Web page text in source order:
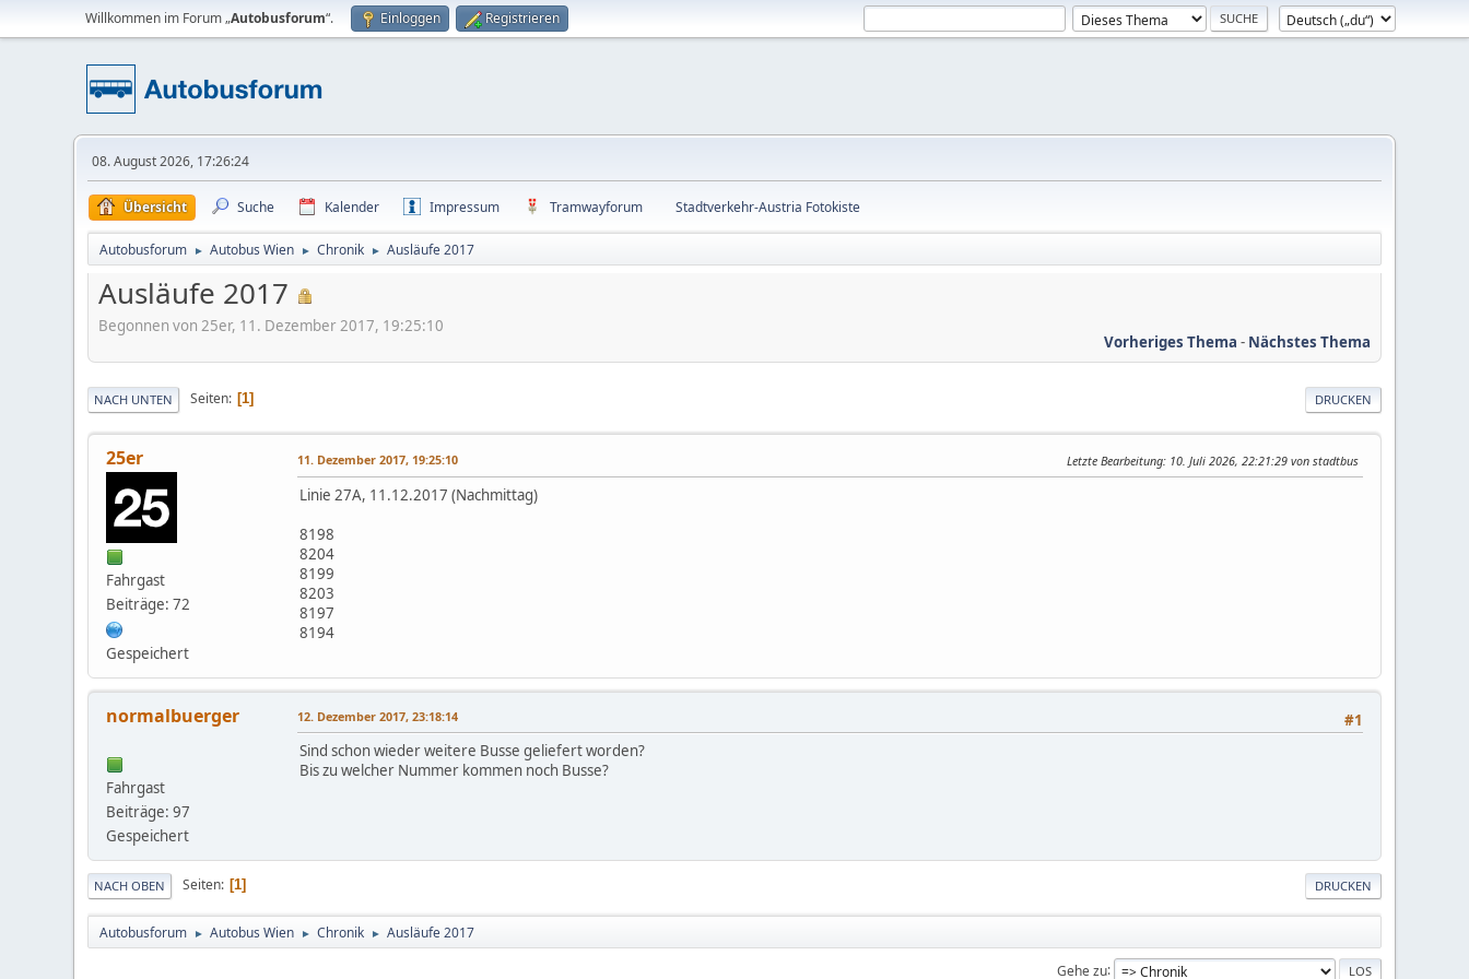
Willkommen im Forum „Autobusforum“. Einloggen Registrieren
08. August 2026, 17:26:24
Übersicht Suche Kalender Impressum Tramwayforum Stadtverkehr-Austria Fotokiste
Autobusforum ► Autobus Wien ► Chronik ► Ausläufe 2017
Ausläufe 2017
Begonnen von 25er, 11. Dezember 2017, 19:25:10
Vorheriges Thema - Nächstes Thema
DRUCKEN
NACH UNTEN Seiten 1
25er
Fahrgast
Beiträge: 72
Gespeichert
11. Dezember 2017, 19:25:10 Letzte Bearbeitung: 10. Juli 2026, 22:21:29 von stadtbus
Linie 27A, 11.12.2017 (Nachmittag)
8198
8204
8199
8203
8197
8194
normalbuerger
Fahrgast
Beiträge: 97
Gespeichert
#1
12. Dezember 2017, 23:18:14
Sind schon wieder weitere Busse geliefert worden?
Bis zu welcher Nummer kommen noch Busse?
DRUCKEN
NACH OBEN Seiten 1
Autobusforum ► Autobus Wien ► Chronik ► Ausläufe 2017
Gehe zu